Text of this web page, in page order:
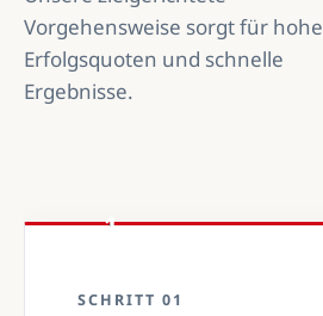
Vorgehensweise sorgt für hohe
Erfolgsquoten und schnelle
Ergebnisse.
1
SCHRITT 01